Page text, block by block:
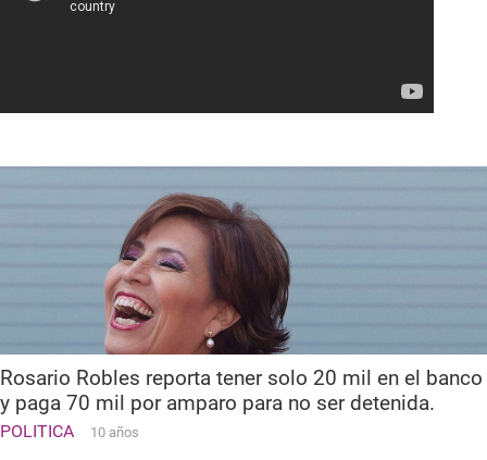
Rosario Robles reporta tener solo 20 mil en el banco
y paga 70 mil por amparo para no ser detenida.
POLITICA 10 años